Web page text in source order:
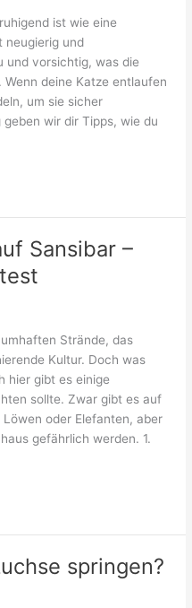
ist wie eine
neugierig und
und vorsichtig, was die
deine Katze entlaufen
um sie sicher
wir dir Tipps, wie du
Sansibar –
Strände, das
Kultur. Doch was
hier gibt es einige
sollte. Zwar gibt es auf
oder Elefanten, aber
gefährlich werden. 1.
springen?